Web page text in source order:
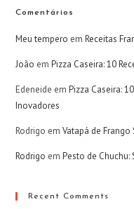
Comentários
Meu tempero emReceitas
João emPizza Caseira: 10
Edeneide emPizza Caseira:
Inovadores
Rodrigo emVatapá de Frango
Rodrigo emPesto de
Recent Comments